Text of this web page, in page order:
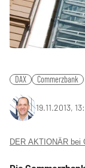
DAX Commerzbank
19.11.2013,
DER AKTIONÄR bei